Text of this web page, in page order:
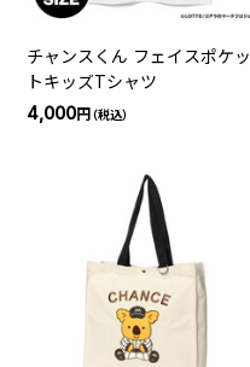
チャンスくん フェイスポケッ
トキッズTシャツ
4,000円（税込）